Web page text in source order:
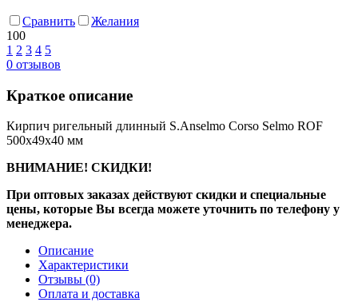
Сравнить
Желания
100
1 2 3 4 5
0 отзывов
Краткое описание
Кирпич ригельный длинный S.Anselmo Corso Selmo ROF
500х49х40 мм
ВНИМАНИЕ! СКИДКИ!
При оптовых заказах действуют скидки и специальные
цены, которые Вы всегда можете уточнить по телефону у
менеджера.
Описание
Характеристики
Отзывы (0)
Оплата и доставка